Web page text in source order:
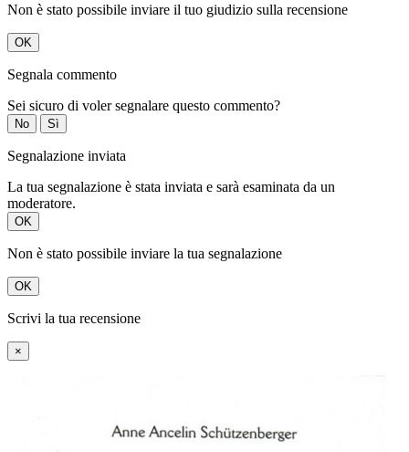
Non è stato possibile inviare il tuo giudizio sulla recensione
OK
Segnala commento
Sei sicuro di voler segnalare questo commento?
No Sì
Segnalazione inviata
La tua segnalazione è stata inviata e sarà esaminata da un
moderatore.
OK
Non è stato possibile inviare la tua segnalazione
OK
Scrivi la tua recensione
×